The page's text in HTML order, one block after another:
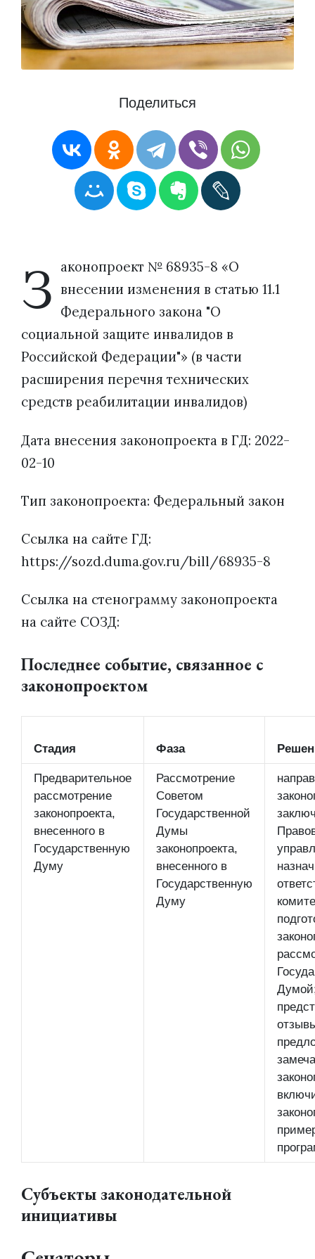
Поделиться
З аконопроект № 68935-8 «О
внесении изменения в статью 11.1
Федерального закона "О
социальной защите инвалидов в
Российской Федерации"» (в части
расширения перечня технических
средств реабилитации инвалидов)
Дата внесения законопроекта в ГД: 2022-
02-10
Тип законопроекта: Федеральный закон
Ссылка на сайте ГД:
https://sozd.duma.gov.ru/bill/68935-8
Ссылка на стенограмму законопроекта
на сайте СОЗД:
Последнее событие, связанное с
законопроектом
Стадия Фаза
Предварительное
рассмотрение
законопроекта,
внесенного в
Государственную
Думу
Рассмотрение
Советом
Государственной
Думы
законопроекта,
внесенного в
Государственную
Думу
Субъекты законодательной
инициативы